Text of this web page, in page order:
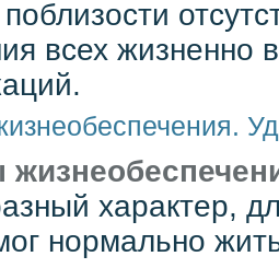
всех жизненно
характер,
нормально